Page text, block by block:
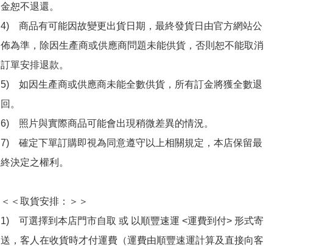
金恕不退還。
4)　商品有可能因故變更出貨日期，最終發貨日由官方網站公
佈為準，除因生產商或供應商問題未能供貨，否則恕不能取消
訂單安排退款。
5)　如因生產商或供應商未能全數供貨，所有訂金將獲全數退
回。
6)　照片與實際商品可能會出現稍微差異的情況。
7)　確定下單訂購即視為同意遵守以上相關規定，本店保留最
終決定之權利。
＜＜取貨安排：＞＞
1)　可選擇到本店門市自取 或 以順豐速運 <運費到付> 形式寄
送，客人在收貨時才付運費（運費由順豐速運計算及直接向客